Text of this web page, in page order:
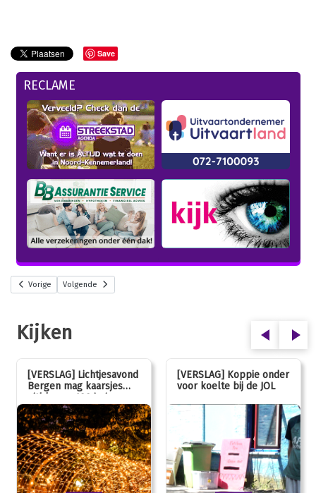
Save
RECLAME
Vorige Volgende
Kijken
[VERSLAG] Lichtjesavond
Bergen mag kaarsjes
uitblazen: 100 jarig
jubileum!
[VERSLAG] Koppie onder
voor koelte bij de JOL